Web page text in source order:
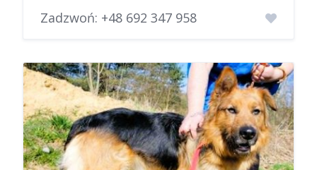
Zadzwoń: +48 692 347 958